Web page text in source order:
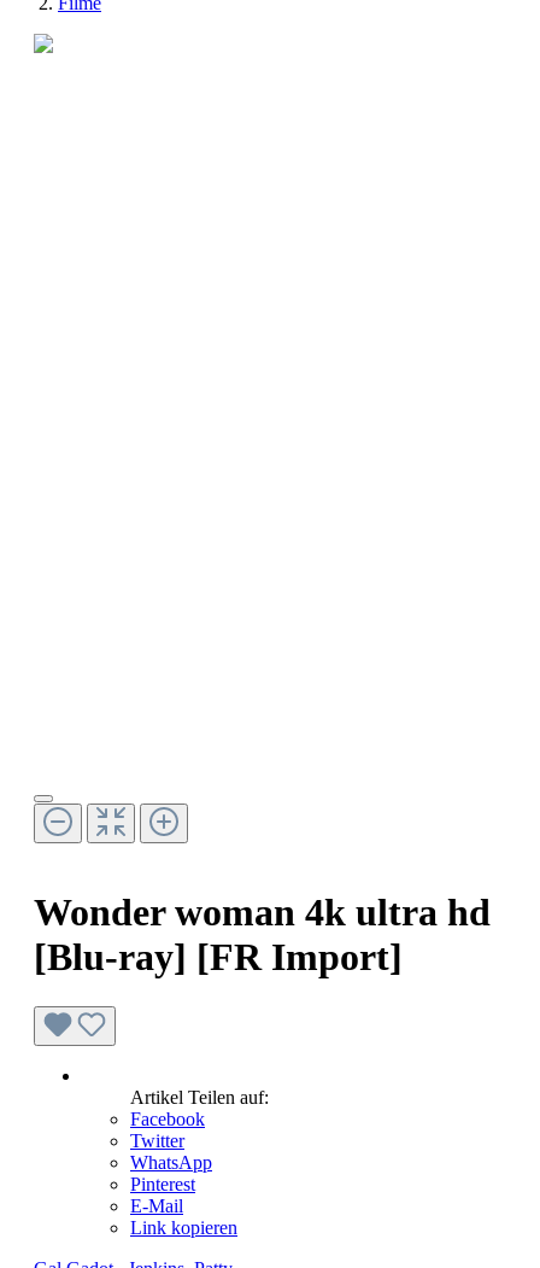
Wonder woman 4k ultra hd
[Blu-ray] [FR Import]
Artikel Teilen auf:
Facebook
Twitter
WhatsApp
Pinterest
E-Mail
Link kopieren